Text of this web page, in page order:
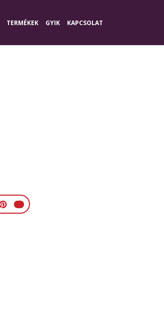
TERMÉKEK GYIK KAPCSOLAT